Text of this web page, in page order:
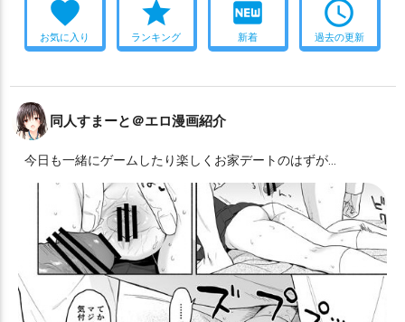
favorite
お気に入り
star
ランキング
fiber_new
新着
access_time
過去の更新
同人すまーと＠エロ漫画紹介
今日も一緒にゲームしたり楽しくお家デートのはずが…